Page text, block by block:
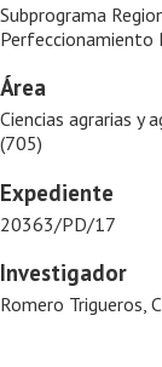
Subprograma
Perfeccionamiento
Área
Ciencias agrarias y
(705)
Expediente
20363/PD/17
Investigador
Romero Trigueros,